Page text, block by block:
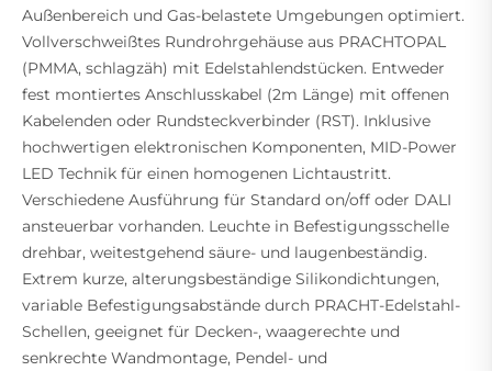
Außenbereich und Gas-belastete Umgebungen optimiert.
Vollverschweißtes Rundrohrgehäuse aus PRACHTOPAL
(PMMA, schlagzäh) mit Edelstahlendstücken. Entweder
fest montiertes Anschlusskabel (2m Länge) mit offenen
Kabelenden oder Rundsteckverbinder (RST). Inklusive
hochwertigen elektronischen Komponenten, MID-Power
LED Technik für einen homogenen Lichtaustritt.
Verschiedene Ausführung für Standard on/off oder DALI
ansteuerbar vorhanden. Leuchte in Befestigungsschelle
drehbar, weitestgehend säure- und laugenbeständig.
Extrem kurze, alterungsbeständige Silikondichtungen,
variable Befestigungsabstände durch PRACHT-Edelstahl-
Schellen, geeignet für Decken-, waagerechte und
senkrechte Wandmontage, Pendel- und